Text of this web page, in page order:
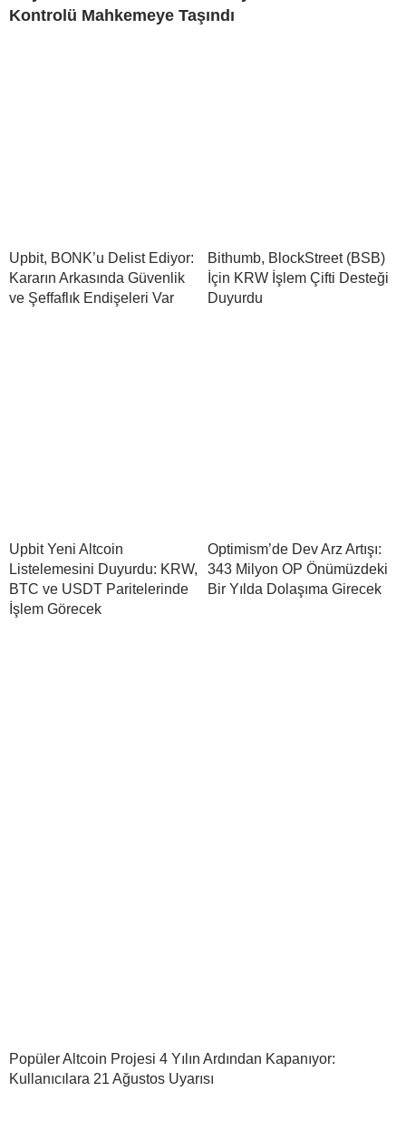
Kontrolü Mahkemeye Taşındı
Upbit, BONK’u Delist Ediyor:
Kararın Arkasında Güvenlik
ve Şeffaflık Endişeleri Var
Bithumb, BlockStreet (BSB)
İçin KRW İşlem Çifti Desteği
Duyurdu
Upbit Yeni Altcoin
Listelemesini Duyurdu: KRW,
BTC ve USDT Paritelerinde
İşlem Görecek
Optimism’de Dev Arz Artışı:
343 Milyon OP Önümüzdeki
Bir Yılda Dolaşıma Girecek
Popüler Altcoin Projesi 4 Yılın Ardından Kapanıyor:
Kullanıcılara 21 Ağustos Uyarısı